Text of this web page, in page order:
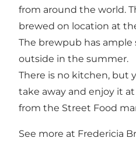
from around the world.
brewed on location at
The brewpub has ample
outside in the summer.
There is no kitchen, but
take away and enjoy it
from the Street Food
See more at Fredericia